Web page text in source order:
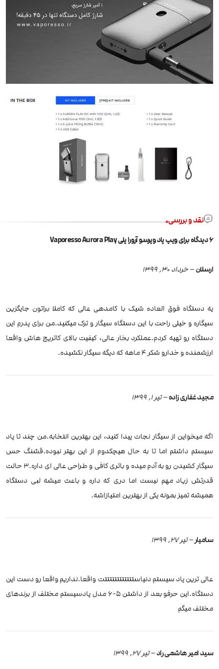
نقد و بررسی
6 دیدگاه برای ویپ پاد وپرسو آرورا پلی Vaporesso Aurora Play
ارسلان–خرداد 30, 1399
یه دستگاه فوق العاده شیک با کامدهی عالی که کاملا براتون جایگزین
سیگاره و خیلی راحت با این دستگاه سیگار و ترک میکنید.من برای پدرم این
دستگاه رو تهیه کردم.عملکرد بخار عالی، کیفیت بالای کاتریج هاش واقعا
ارزشمنده و خدارو شکر 4 ماهه که دیگه سیگار نکشیده.
مجید غفاری زاده–تیر 1, 1399
اگه میخواین از سیگار نجات پیدا کنید، این بهترین انتخابه.من چند تا پاد
سیستم داشتم اما تا به حال هیچکدوم از این بهتر نبوده.قشنگ حس
سیگار کشیدن رو به آدم میده و باتری کافی و طراحی عالی ای داره.3 حالت
قدرتش زیاد مهم نیست اما دری که داره و باعث میشه لبی دستگاه
همیشه تمیز بمونه یکی از بهترین امتیازاشه.
سامیار– تیر 27, 1399
عالی ترین پاد سیستم دنیاستتتتتتتتتتتتت واقعا.نداریم واقعا رو دست این
دستگاه.این حرفو بعد از داشتن ۵-۶ مدل پادسیستم مختلف از برندهای
مختلف میگم
سید امیر هاشمی راد–تیر 27, 1399